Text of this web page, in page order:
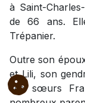
à Saint-
de 66 ans.
Trépanier.
Outre son
et Lili, son
ses sœurs